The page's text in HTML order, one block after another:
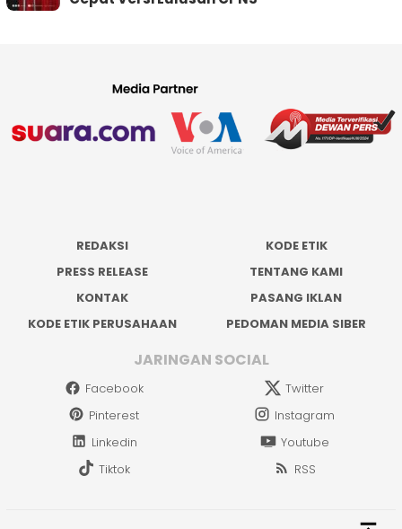
REDAKSI
KODE ETIK
PRESS RELEASE
TENTANG KAMI
KONTAK
PASANG IKLAN
KODE ETIK PERUSAHAAN
PEDOMAN MEDIA SIBER
JARINGAN SOCIAL
Facebook
Twitter
Pinterest
Instagram
Linkedin
Youtube
Tiktok
RSS